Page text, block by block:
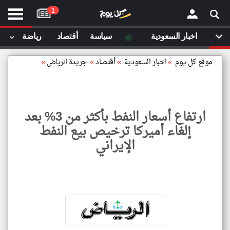
الصفحة الرئيسية
أخر أخبار الوطن العربي
من نحن
شروط الاستخدام
مصادر الأخبار
أقترح اضافة مصدر
×
موقع كل يوم »اخبار السعودية »أقتصاد» جريدة الرياض»
ارتفاع أسعار النفط بأكثر من 3% بعد
إلغاء أميركا ترخيص بيع النفط
الإيراني
1
اخبار السعودية ◉ سياسة أقتصاد رياضة
موقع
كل
يوم
مقالات قمت بزيارتها مؤخرا